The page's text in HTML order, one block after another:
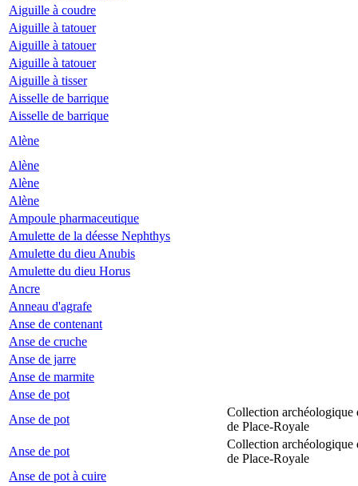
Aiguille à coudre
Aiguille à tatouer
Aiguille à tatouer
Aiguille à tatouer
Aiguille à tisser
Aisselle de barrique
Aisselle de barrique
Alène
Alène
Alène
Alène
Ampoule pharmaceutique
Amulette de la déesse Nephthys
Amulette du dieu Anubis
Amulette du dieu Horus
Ancre
Anneau d'agrafe
Anse de contenant
Anse de cruche
Anse de jarre
Anse de marmite
Anse de pot
Anse de pot
Collection archéologique
de Place-Royale
Anse de pot
Collection archéologique
de Place-Royale
Anse de pot à cuire